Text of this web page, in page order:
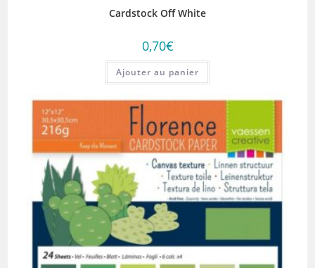
Cardstock Off White
0,70€
Ajouter au panier